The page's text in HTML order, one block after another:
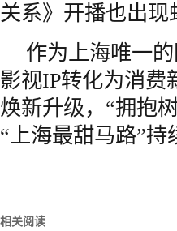
关系》开播也出现
作为上海唯一
影视IP转化为消费
焕新升级，“拥抱
“上海最甜马路”持
相关阅读